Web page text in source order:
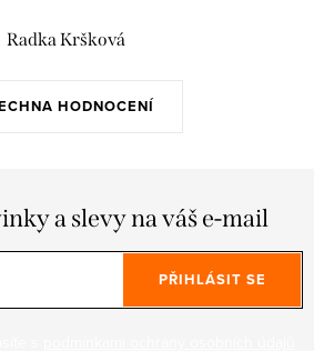
HODNOCENÍ
Radka Kršková
a slevy na váš e-mail
PŘIHLÁSIT SE